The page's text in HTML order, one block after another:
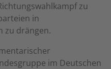
zu
in
zu drängen.
im Deutschen